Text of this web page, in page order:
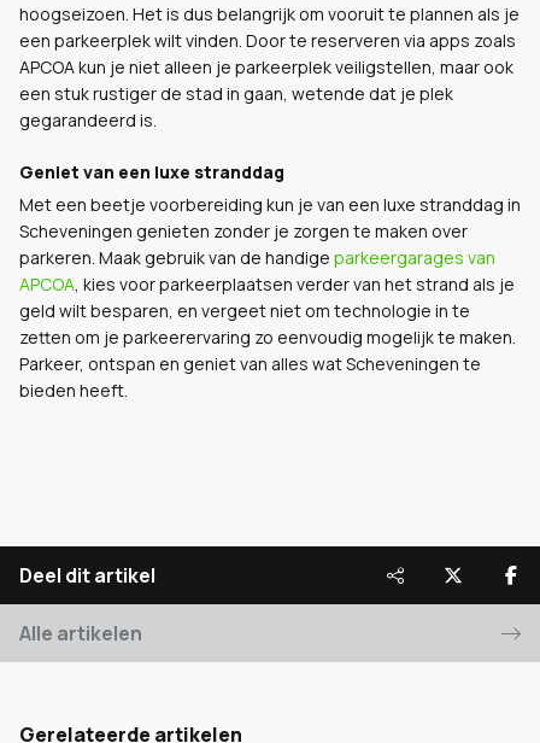
hoogseizoen. Het is dus belangrijk om vooruit te plannen als je
een parkeerplek wilt vinden. Door te reserveren via apps zoals
APCOA kun je niet alleen je parkeerplek veiligstellen, maar ook
een stuk rustiger de stad in gaan, wetende dat je plek
gegarandeerd is.
Geniet van een luxe stranddag
Met een beetje voorbereiding kun je van een luxe stranddag in
Scheveningen genieten zonder je zorgen te maken over
parkeren. Maak gebruik van de handige parkeergarages van
APCOA, kies voor parkeerplaatsen verder van het strand als je
geld wilt besparen, en vergeet niet om technologie in te
zetten om je parkeerervaring zo eenvoudig mogelijk te maken.
Parkeer, ontspan en geniet van alles wat Scheveningen te
bieden heeft.
Deel dit artikel
Alle artikelen
Gerelateerde artikelen